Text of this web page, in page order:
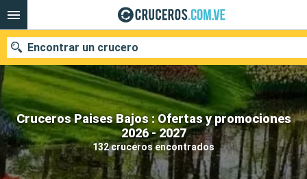
Cruceros Paises Bajos : Ofertas y promociones
2026 - 2027
132 cruceros encontrados
Encontrar un crucero
Nuestros destinos
Fecha de salida